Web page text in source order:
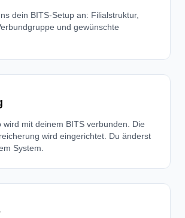
dein BITS-Setup an: Filialstruktur,
und gewünschte
wird mit deinem BITS verbunden. Die
wird eingerichtet. Du änderst
System.